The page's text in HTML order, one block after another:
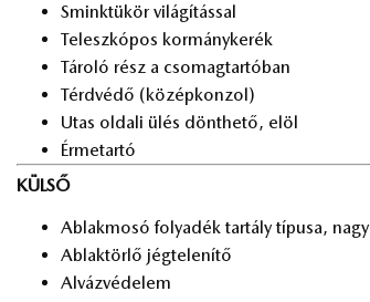
Smink­tü­kör vi­lá­gí­tás­sal
Te­lesz­kó­pos kor­mány­ke­rék
Tá­ro­ló rész a cso­mag­tar­tó­ban
Térd­vé­dő (kö­zép­kon­zol)
Utas ol­da­li ülés dönt­he­tő, elöl
Ér­me­tar­tó
KÜLSŐ
Ab­lak­mo­só fo­lya­dék tar­tály tí­pu­sa, nagy
Ab­lak­tör­lő jég­te­le­ní­tő
Al­váz­vé­de­lem